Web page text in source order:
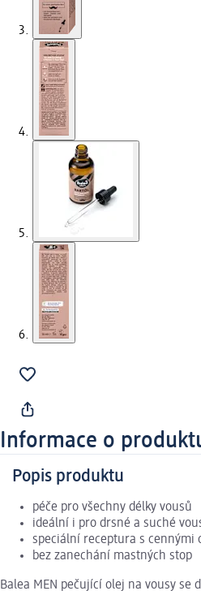
Informace o
Popis produktu
péče pro všechny délky vousů
ideální i pro drsné a suché
speciální receptura s cennými
bez zanechání mastných stop
Balea MEN pečující olej na vousy